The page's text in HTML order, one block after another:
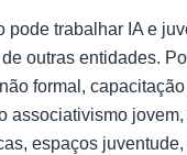
pode trabalhar IA e
outras entidades.
formal,
associativismo
espaços